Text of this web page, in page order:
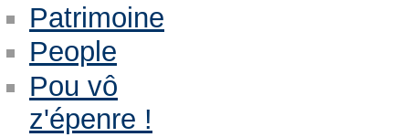
Patrimoine
People
Pou vô
z'épenre !